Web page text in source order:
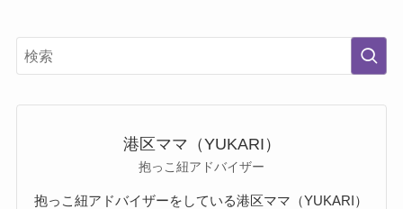
港区ママ（YUKARI）
抱っこ紐アドバイザー
抱っこ紐アドバイザーをしている港区ママ（YUKARI）